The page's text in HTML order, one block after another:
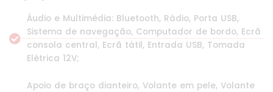
Áudio e Multimédia: Bluetooth, Rádio, Porta USB,
Sistema de navegação, Computador de bordo, Ecrã
consola central, Ecrã tátil, Entrada USB, Tomada
Elétrica 12V;
Apoio de braço dianteiro, Volante em pele, Volante